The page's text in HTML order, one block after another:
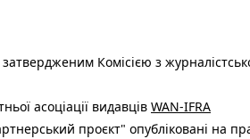
затвердженим Комісією з
асоціації видавців WAN-IFRA
проєкт" опубліковані на